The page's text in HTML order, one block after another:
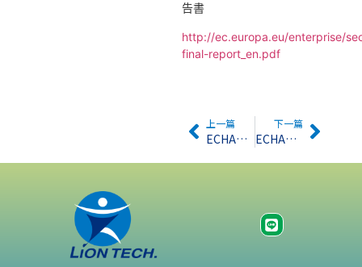
告書
http://ec.europa.eu/enterprise/
final-report_en.pdf
上一篇
ECHA發佈最新REACH註冊指導綱要 2.0版
下一篇
ECHA通過第八批高關注物質候選清單提案